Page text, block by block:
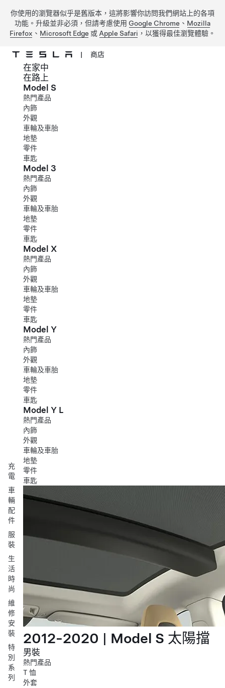
你使用的瀏覽器似乎是舊版本，這將影響你訪問我們網站上的各項
功能。升級並非必須，但請考慮使用 Google Chrome 、 Mozilla
Firefox 、 Microsoft Edge 或 Apple Safari ，以獲得最佳瀏覽體驗。
跳到主要內容
| 商店
充
電
車
輛
配
件
服
裝
生
活
時
尚
維
修
安
裝
特
別
系
列
在家中
在路上
Model S
熱門產品
內飾
外觀
車輪及車胎
地墊
零件
車匙
Model 3
熱門產品
內飾
外觀
車輪及車胎
地墊
零件
車匙
Model X
熱門產品
內飾
外觀
車輪及車胎
地墊
零件
車匙
Model Y
熱門產品
內飾
外觀
車輪及車胎
地墊
零件
車匙
Model Y L
熱門產品
內飾
外觀
車輪及車胎
地墊
零件
車匙
2012-2020 | Model S 太陽擋
男裝
熱門產品
T 恤
外套